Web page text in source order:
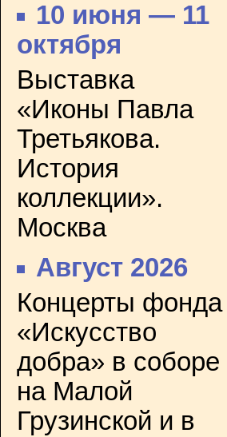
10 июня — 11
октября
Выставка
«Иконы Павла
Третьякова.
История
коллекции».
Москва
Август 2026
Концерты фонда
«Искусство
добра» в соборе
на Малой
Грузинской и в